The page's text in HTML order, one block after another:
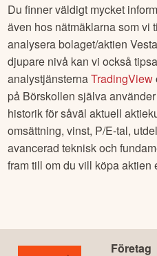
Du finner väldigt mycket
även hos nätmäklarna som vi
analysera bolaget/aktien
djupare nivå kan vi också
analystjänsternaTradingView
på Börskollen själva
historik för såväl aktuell
omsättning, vinst, P/E-tal,
avancerad teknisk och
fram till om du vill köpa aktien
Företag